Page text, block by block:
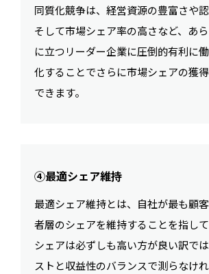
同質化競争は、経営資源の豊富さや認
そして市場シェア率の高さなど、あ
に立つリーダー企業に圧倒的有利に
化することでさらに市場シェアの獲
できます。
④最適シェア維持
最適シェア維持とは、自社が最も顧
者層のシェアを維持することを指し
シェアは必ずしも高い方が良い訳で
ストと収益性のバランスで測らなけ